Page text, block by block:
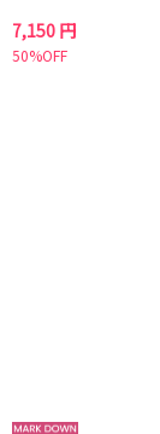
7,150 円
50%OFF